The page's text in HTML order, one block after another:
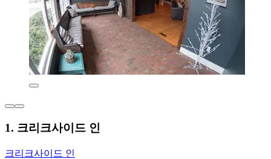
1. 크리크사이드 인
크리크사이드 인